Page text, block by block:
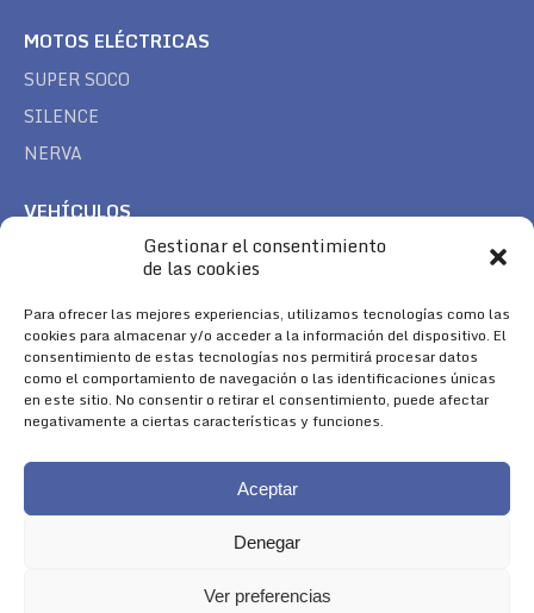
Gestionar el consentimiento
de las cookies
Para ofrecer las mejores experiencias, utilizamos tecnologías como las
cookies para almacenar y/o acceder a la información del dispositivo. El
consentimiento de estas tecnologías nos permitirá procesar datos
como el comportamiento de navegación o las identificaciones únicas
en este sitio. No consentir o retirar el consentimiento, puede afectar
negativamente a ciertas características y funciones.
Aceptar
Denegar
Ver preferencias
MOTOS ELÉCTRICAS
SUPER SOCO
SILENCE
NERVA
VEHÍCULOS
TREK
SÍGUENOS
Encuéntranos en:
Facebook
page
YouTube
page
Instagram
page